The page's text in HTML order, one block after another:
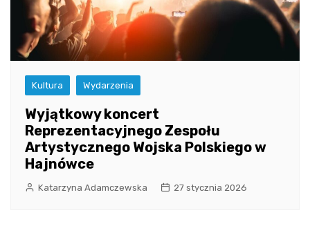
Kultura Wydarzenia
Wyjątkowy koncert
Reprezentacyjnego Zespołu
Artystycznego Wojska Polskiego w
Hajnówce
Katarzyna Adamczewska 27 stycznia 2026